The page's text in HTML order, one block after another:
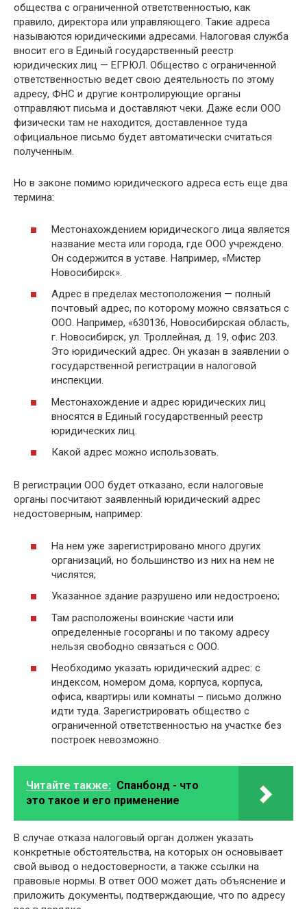
общества с ограниченной ответственностью, как
правило, директора или управляющего. Такие адреса
называются юридическими адресами. Налоговая служба
вносит его в Единый государственный реестр
юридических лиц — ЕГРЮЛ. Общество с ограниченной
ответственностью ведет свою деятельность по этому
адресу, ФНС и другие контролирующие органы
отправляют письма и доставляют чеки. Даже если ООО
физически там не находится, доставленное туда
официальное письмо будет автоматически считаться
полученным.
Но в законе помимо юридического адреса есть еще два
термина:
Местонахождением юридического лица является
название места или города, где ООО учреждено.
Он содержится в уставе. Например, «Мистер
Новосибирск».
Адрес в пределах местоположения — полный
почтовый адрес, по которому можно связаться с
ООО. Например, «630136, Новосибирская область,
г. Новосибирск, ул. Троллейная, д. 19, офис 203.
Это юридический адрес. Он указан в заявлении о
государственной регистрации в налоговой
инспекции.
Местонахождение и адрес юридических лиц
вносятся в Единый государственный реестр
юридических лиц.
Какой адрес можно использовать.
В регистрации ООО будет отказано, если налоговые
органы посчитают заявленный юридический адрес
недостоверным, например:
На нем уже зарегистрировано много других
организаций, но большинство из них на нем не
числятся;
Указанное здание разрушено или недостроено;
Там расположены воинские части или
определенные госорганы и по такому адресу
нельзя свободно связаться с ООО.
Необходимо указать юридический адрес: с
индексом, номером дома, корпуса, корпуса,
офиса, квартиры или комнаты – письмо должно
идти туда. Зарегистрировать общество с
ограниченной ответственностью на участке без
построек невозможно.
Читайте также: Спанбонд - что
это такое и его применение
В случае отказа налоговый орган должен указать
конкретные обстоятельства, на которых он основывает
свой вывод о недостоверности, а также ссылки на
правовые нормы. В ответ ООО может дать объяснение и
приложить документы, подтверждающие, что по адресу